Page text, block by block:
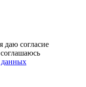
даю согласие
данных